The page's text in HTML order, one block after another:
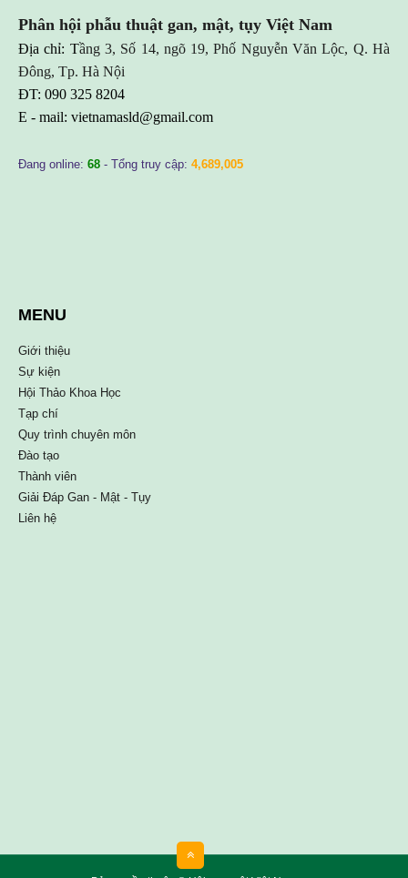
Phân hội phẫu thuật gan, mật, tụy Việt Nam
Địa chỉ: Tầng 3, Số 14, ngõ 19, Phố Nguyễn Văn Lộc, Q. Hà
Đông, Tp. Hà Nội
ĐT: 090 325 8204
E - mail: vietnamasld@gmail.com
Đang online: 68 - Tổng truy cập: 4,689,005
MENU
Giới thiệu
Sự kiện
Hội Thảo Khoa Học
Tạp chí
Quy trình chuyên môn
Đào tạo
Thành viên
Giải Đáp Gan - Mật - Tụy
Liên hệ